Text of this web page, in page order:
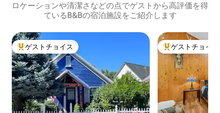
ロケーションや清潔さなどの点でゲストから高評価を得
ているB&Bの宿泊施設をご紹介します
大好評のゲストチョイスです。
ゲストチョイス 大好評のゲスト
ゲストチョイス